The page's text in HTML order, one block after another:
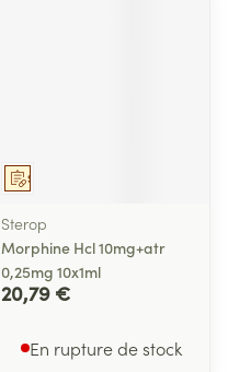
Sur prescription
Sterop
Morphine Hcl 10mg+atr
0,25mg 10x1ml
20,79 €
En rupture de stock